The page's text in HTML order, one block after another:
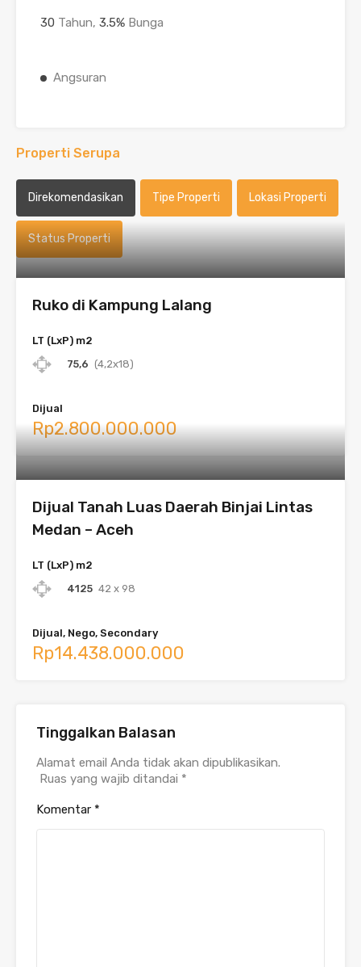
30 Tahun, 3.5% Bunga
Angsuran
Properti Serupa
Direkomendasikan Tipe Properti Lokasi Properti
Status Properti
Ruko di Kampung Lalang
LT (LxP) m2
75,6 (4,2x18)
Dijual
Rp2.800.000.000
Dijual Tanah Luas Daerah Binjai Lintas
Medan – Aceh
LT (LxP) m2
4125 42 x 98
Dijual, Nego, Secondary
Rp14.438.000.000
Tinggalkan Balasan
Alamat email Anda tidak akan dipublikasikan.
Ruas yang wajib ditandai *
Komentar *